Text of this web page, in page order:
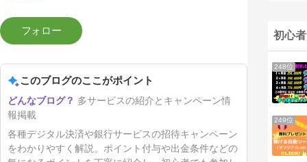
このブログのここがポイント
多サービスの紹介とキャンペーン情
報掲載
各種デジタル決済や銀行サービスの招待キャンペーン
をわかりやすく解説。ポイント付与や出金条件などの
初心
248位
249位